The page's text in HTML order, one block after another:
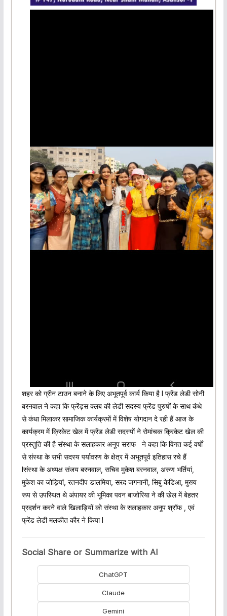
शहर को ग्रीन टाउन बनाने के लिए अभूतपूर्व कार्य किया है l फ्रेंड लेडी सोनी
बरनवाल ने कहा कि फ्रेंड्स क्लब की लेडी सदस्य फ्रेंड पुरुषों के साथ कंधे
से कंधा मिलाकर सामाजिक कार्यक्रमों में विशेष योगदान दे रही हैं आज के
कार्यक्रम में क्रिकेट खेल में फ्रेंड लेडी सदस्यों ने रोमांचक क्रिकेट खेल की
प्रस्तुति की है संस्था के सलाहकार अनूप सराफ ने कहा कि विगत कई वर्षों
से संस्था के सभी सदस्य पर्यावरण के क्षेत्र में अभूतपूर्व इतिहास रचे हैं
lसंस्था के अध्यक्ष संजय बरनवाल, सचिव मुकेश बरनवाल, अरुण भर्तियां,
मुकेश का जोड़ियां, रतनदीप डालमिया, सरद जगनानी, सिबु केडिआ, मुख्य
रूप से उपस्थित थे अंपायर की भूमिका पवन बाजोरिया ने की खेल में बेहतर
प्रदर्शन करने वाले खिलाड़ियों को संस्था के सलाहकार अनूप श्रॉफ , एवं
फ्रेंड लेडी मलकीत कौर ने किया l
Social Share or Summarize with AI
ChatGPT
Claude
Gemini